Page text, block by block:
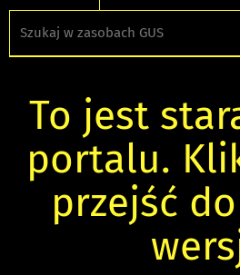
To jest
portalu.
przejść